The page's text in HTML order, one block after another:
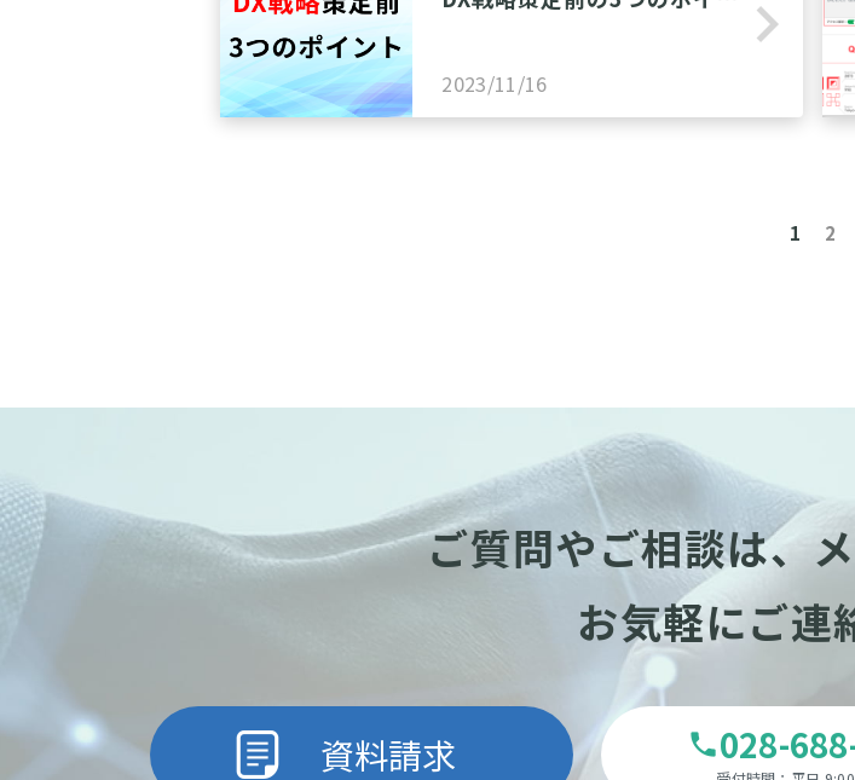
2023/11/16
navigate_next
1 2
ご質問やご相談は、
お気軽にご連
資料請求 phone028-